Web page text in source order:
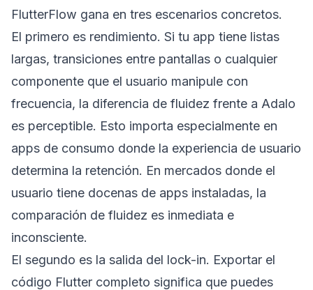
FlutterFlow gana en tres escenarios concretos.
El primero es rendimiento. Si tu app tiene listas
largas, transiciones entre pantallas o cualquier
componente que el usuario manipule con
frecuencia, la diferencia de fluidez frente a Adalo
es perceptible. Esto importa especialmente en
apps de consumo donde la experiencia de usuario
determina la retención. En mercados donde el
usuario tiene docenas de apps instaladas, la
comparación de fluidez es inmediata e
inconsciente.
El segundo es la salida del lock-in. Exportar el
código Flutter completo significa que puedes